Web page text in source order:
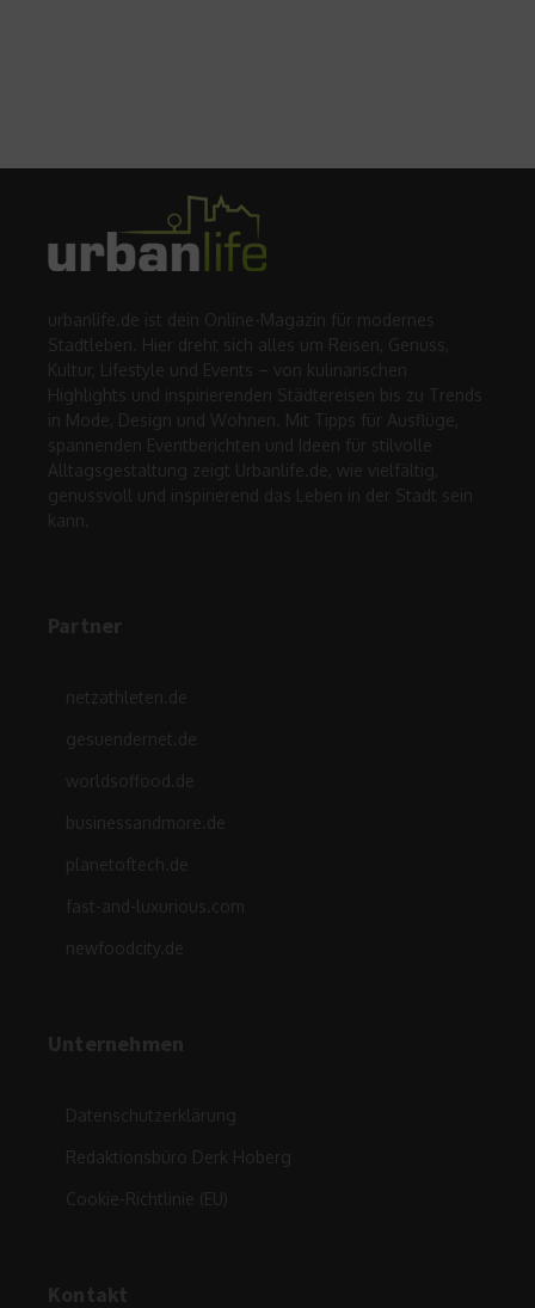
urbanlife.de ist dein Online-Magazin für modernes
Stadtleben. Hier dreht sich alles um Reisen, Genuss,
Kultur, Lifestyle und Events – von kulinarischen
Highlights und inspirierenden Städtereisen bis zu Trends
in Mode, Design und Wohnen. Mit Tipps für Ausflüge,
spannenden Eventberichten und Ideen für stilvolle
Alltagsgestaltung zeigt Urbanlife.de, wie vielfältig,
genussvoll und inspirierend das Leben in der Stadt sein
kann.
Partner
netzathleten.de
gesuendernet.de
worldsoffood.de
businessandmore.de
planetoftech.de
fast-and-luxurious.com
newfoodcity.de
Unternehmen
Datenschutzerklärung
Redaktionsbüro Derk Hoberg
Cookie-Richtlinie (EU)
Kontakt